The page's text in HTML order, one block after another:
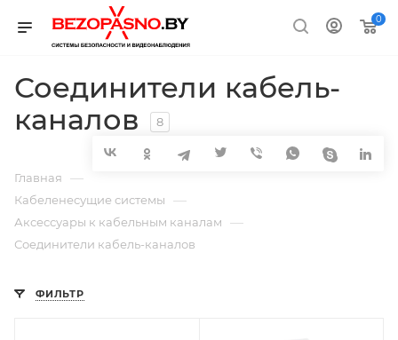
0
Соединители кабель-
каналов
8
Главная —
Кабеленесущие системы —
Аксессуары к кабельным каналам —
Соединители кабель-каналов
ФИЛЬТР